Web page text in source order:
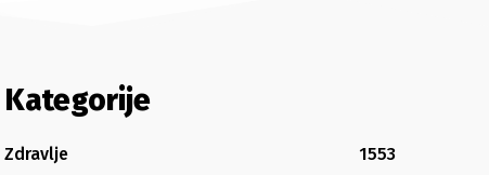
Kategorije
Zdravlje
1553